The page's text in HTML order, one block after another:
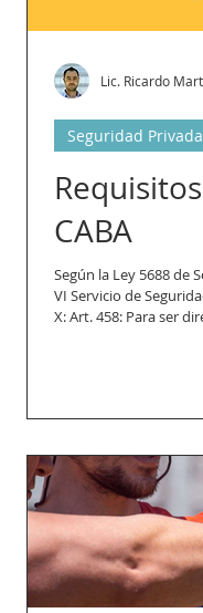
CABA
Según la Ley 5688 de
VI Servicio de
X: Art. 458: Para ser
Seguridad Privada
Lic. Ricardo